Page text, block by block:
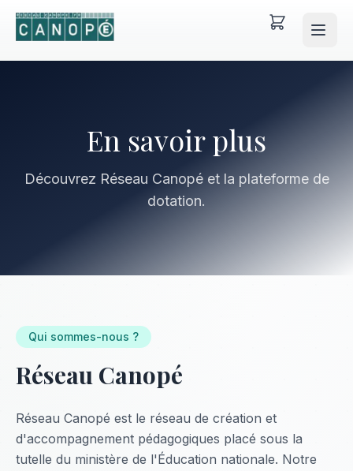
En savoir plus
Découvrez Réseau Canopé et la plateforme de
dotation.
Qui sommes-nous ?
Réseau Canopé
Réseau Canopé est le réseau de création et
d'accompagnement pédagogiques placé sous la
tutelle du ministère de l'Éducation nationale. Notre